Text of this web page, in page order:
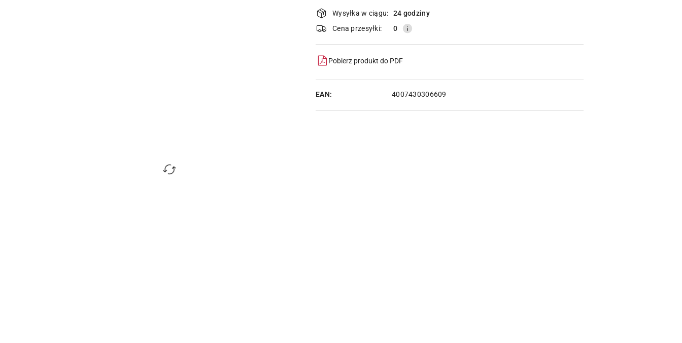
i
dostawa
Wysyłka w ciągu:
24 godziny
Cena przesyłki:
0
Pobierz produkt do PDF
EAN: 4007430306609